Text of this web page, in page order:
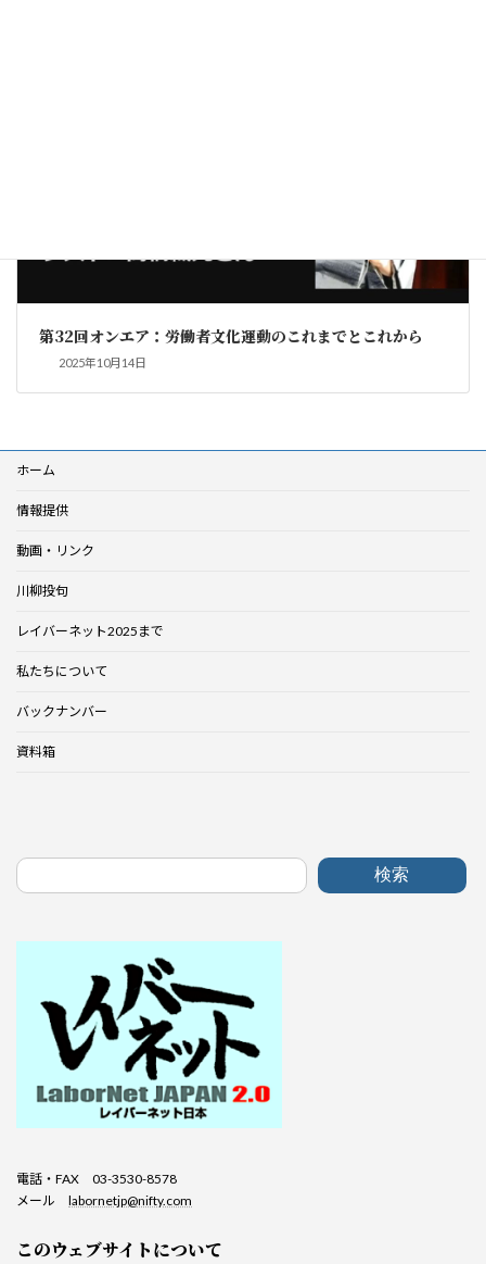
第32回オンエア：労働者文化運動のこれまでとこれから
2025年10月14日
ホーム
情報提供
動画・リンク
川柳投句
レイバーネット2025まで
私たちについて
バックナンバー
資料箱
検索
電話・FAX 03-3530-8578
メール labornetjp@nifty.com
このウェブサイトについて